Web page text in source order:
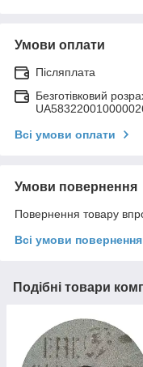
Умови оплати
Післяплата
Безготівковий
Всі умови оплати
Умови повернення
Повернення товару
Всі умови повернення
Подібні товари